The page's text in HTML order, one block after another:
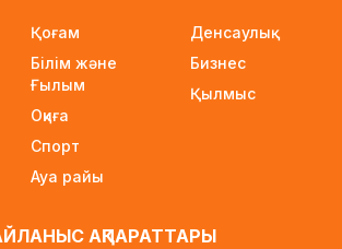
ата-анасы сотталушыдан
өтемақы талап етті
компаниясына
Қоғам
Білім және
Ғылым
Оқиға
Спорт
Ауа райы
Денсаулық
Бизнес
Қылмыс
АҚПАРАТТАРЫ